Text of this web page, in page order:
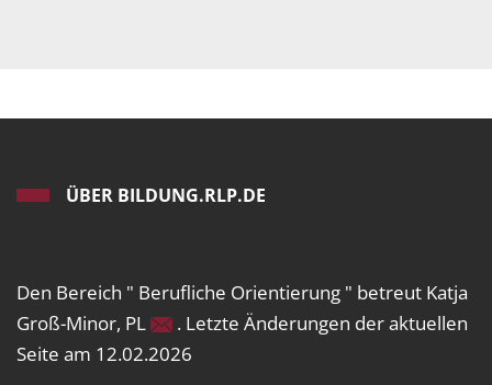
ÜBER BILDUNG.RLP.DE
Den Bereich " Berufliche Orientierung " betreut Katja
Groß-Minor, PL
. Letzte Änderungen der aktuellen
Seite am 12.02.2026